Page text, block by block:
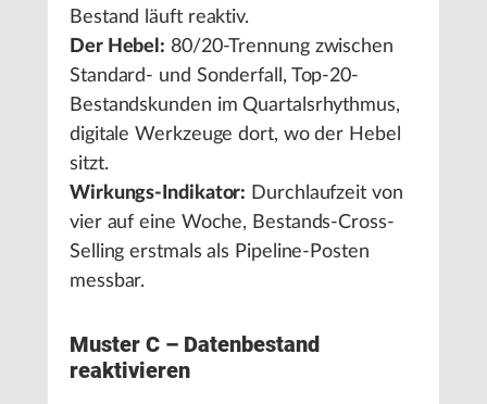
Bestand läuft reaktiv.
Der Hebel: 80/20-Trennung zwischen
Standard- und Sonderfall, Top-20-
Bestandskunden im Quartalsrhythmus,
digitale Werkzeuge dort, wo der Hebel
sitzt.
Wirkungs-Indikator: Durchlaufzeit von
vier auf eine Woche, Bestands-Cross-
Selling erstmals als Pipeline-Posten
messbar.
Muster C – Datenbestand
reaktivieren